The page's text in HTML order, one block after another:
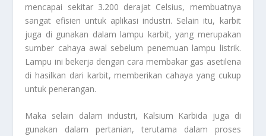
mencapai sekitar 3.200 derajat Celsius, membuatnya
sangat efisien untuk aplikasi industri. Selain itu, karbit
juga di gunakan dalam lampu karbit, yang merupakan
sumber cahaya awal sebelum penemuan lampu listrik.
Lampu ini bekerja dengan cara membakar gas asetilena
di hasilkan dari karbit, memberikan cahaya yang cukup
untuk penerangan.
Maka selain dalam industri, Kalsium Karbida juga di
gunakan dalam pertanian, terutama dalam proses